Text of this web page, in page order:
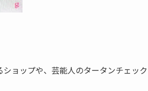
ショップや、芸能人のタータンチェック